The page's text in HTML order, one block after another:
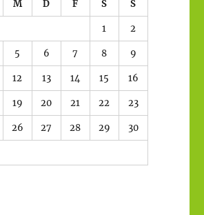
M D F S S
1 2
5 6 7 8 9
12 13 14 15 16
19 20 21 22 23
26 27 28 29 30